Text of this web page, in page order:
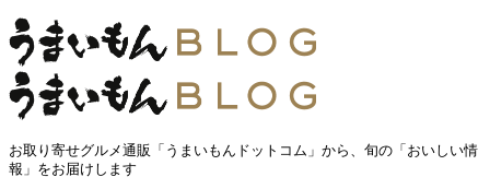
お取り寄せグルメ通販「うまいもんドットコム」から、旬の「おいしい情
報」をお届けします